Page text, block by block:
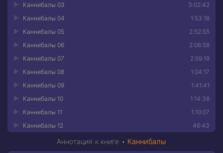
3:02:42
Каннибалы 03
1:53:18
Каннибалы 04
2:52:55
Каннибалы 05
2:06:58
Каннибалы 06
2:59:19
Каннибалы 07
1:04:17
Каннибалы 08
1:41:41
Каннибалы 09
1:14:38
Каннибалы 10
1:10:07
Каннибалы 11
46:43
Каннибалы 12
Аннотация к книге • Каннибалы